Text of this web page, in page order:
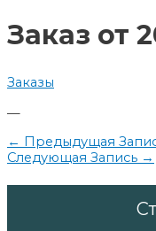
Заказ от
Заказы
—
по
← Предыдущая
Следующая Запись →